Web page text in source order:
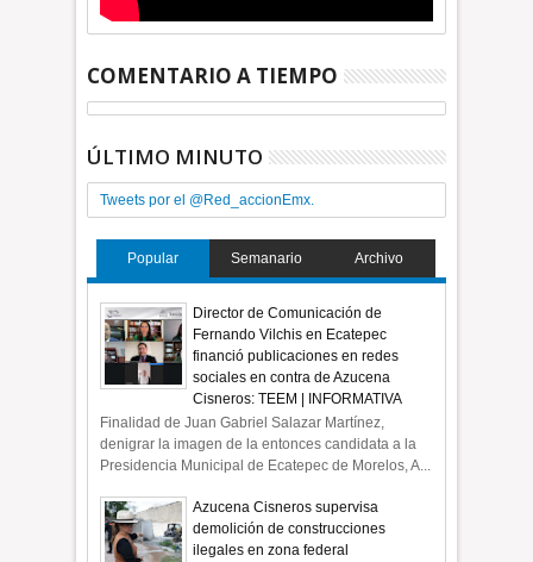
COMENTARIO A TIEMPO
ÚLTIMO MINUTO
Tweets por el @Red_accionEmx.
Popular Semanario Archivo
Director de Comunicación de
Fernando Vilchis en Ecatepec
financió publicaciones en redes
sociales en contra de Azucena
Cisneros: TEEM | INFORMATIVA
Finalidad de Juan Gabriel Salazar Martínez,
denigrar la imagen de la entonces candidata a la
Presidencia Municipal de Ecatepec de Morelos, A...
Azucena Cisneros supervisa
demolición de construcciones
ilegales en zona federal